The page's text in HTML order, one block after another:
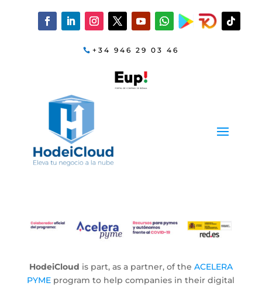
+34 946 29 03 46
HodeiCloud is part, as a partner, of the ACELERA
PYME program to help companies in their digital